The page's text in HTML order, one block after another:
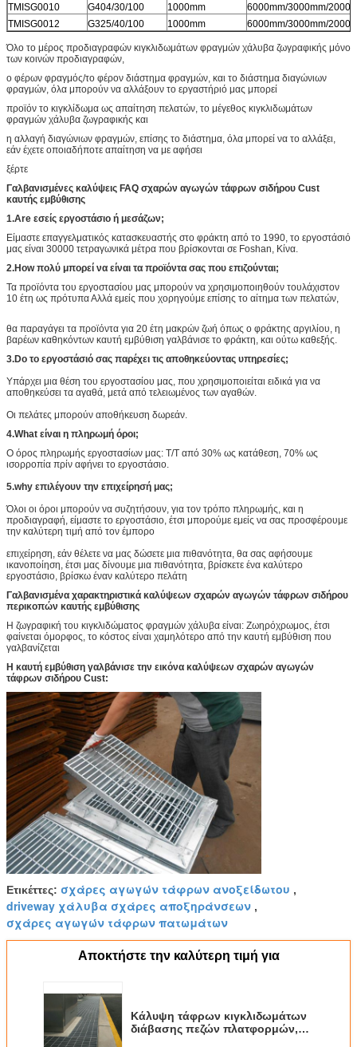
TMISG0010
G404/30/100 1000mm
6000mm/3000mm/
TMISG0012
G325/40/100 1000mm 6000mm/3000mm/
Όλο το μέρος προδιαγραφών κιγκλιδωμάτων φραγμών χάλυβα ζωγραφικής μόνο
των κοινών προδιαγραφών,
ο φέρων φραγμός/το φέρον διάστημα φραγμών, και το διάστημα διαγώνιων
φραγμών, όλα μπορούν να αλλάξουν το εργαστήριό μας μπορεί
προϊόν το κιγκλίδωμα ως απαίτηση πελατών, το μέγεθος κιγκλιδωμάτων
φραγμών χάλυβα ζωγραφικής και
η αλλαγή διαγώνιων φραγμών, επίσης το διάστημα, όλα μπορεί να το αλλάξει,
εάν έχετε οποιαδήποτε απαίτηση να με αφήσει
ξέρτε
Γαλβανισμένες καλύψεις FAQ σχαρών αγωγών τάφρων σιδήρου Cust
καυτής εμβύθισης
1.Are εσείς εργοστάσιο ή μεσάζων;
Είμαστε επαγγελματικός κατασκευαστής στο φράκτη από το 1990, το εργοστάσιό
μας είναι 30000 τετραγωνικά μέτρα που βρίσκονται σε Foshan, Κίνα.
2.How πολύ μπορεί να είναι τα προϊόντα σας που επιζούνται;
Τα προϊόντα του εργοστασίου μας μπορούν να χρησιμοποιηθούν τουλάχιστον
10 έτη ως πρότυπα Αλλά εμείς που χορηγούμε επίσης το αίτημα των πελατών,
θα παραγάγει τα προϊόντα για 20 έτη μακρών ζωή όπως ο φράκτης αργιλίου, η
βαρέων καθηκόντων καυτή εμβύθιση γαλβάνισε το φράκτη, και ούτω καθεξής.
3.Do το εργοστάσιό σας παρέχει τις αποθηκεύοντας υπηρεσίες;
Υπάρχει μια θέση του εργοστασίου μας, που χρησιμοποιείται ειδικά για να
αποθηκεύσει τα αγαθά, μετά από τελειωμένος των αγαθών.
Οι πελάτες μπορούν αποθήκευση δωρεάν.
4.What είναι η πληρωμή όροι;
Ο όρος πληρωμής εργοστασίων μας: T/T από 30% ως κατάθεση, 70% ως
ισορροπία πρίν αφήνει το εργοστάσιο.
5.why επιλέγουν την επιχείρησή μας;
Όλοι οι όροι μπορούν να συζητήσουν, για τον τρόπο πληρωμής, και η
προδιαγραφή, είμαστε το εργοστάσιο, έτσι μπορούμε εμείς να σας προσφέρουμε
την καλύτερη τιμή από τον έμπορο
επιχείρηση, εάν θέλετε να μας δώσετε μια πιθανότητα, θα σας αφήσουμε
ικανοποίηση, έτσι μας δίνουμε μια πιθανότητα, βρίσκετε ένα καλύτερο
εργοστάσιο, βρίσκω έναν καλύτερο πελάτη
Γαλβανισμένα χαρακτηριστικά καλύψεων σχαρών αγωγών τάφρων σιδήρου
περικοπών καυτής εμβύθισης
Η ζωγραφική του κιγκλιδώματος φραγμών χάλυβα είναι: Ζωηρόχρωμος, έτσι
φαίνεται όμορφος, το κόστος είναι χαμηλότερο από την καυτή εμβύθιση που
γαλβανίζεται
Η καυτή εμβύθιση γαλβάνισε την εικόνα καλύψεων σχαρών αγωγών
τάφρων σιδήρου Cust:
Ετικέττες: σχάρες αγωγών τάφρων ανοξείδωτου ,
driveway χάλυβα σχάρες αποξηράνσεων ,
σχάρες αγωγών τάφρων πατωμάτων
Αποκτήστε την καλύτερη τιμή για
Κάλυψη τάφρων κιγκλιδωμάτων
διάβασης πεζών πλατφορμών,